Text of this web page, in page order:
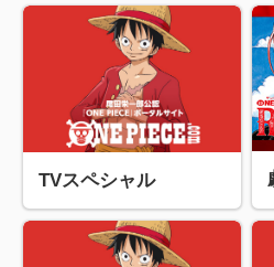
TVスペシャル